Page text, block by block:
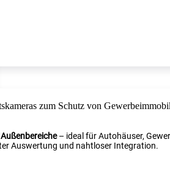
– ideal für Autohäuser,
Auswertung und nahtloser Integration.